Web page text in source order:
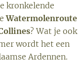
kronkelende
Watermolenroute
? Wat je ook
wordt het een
Ardennen.